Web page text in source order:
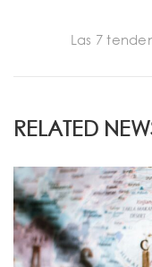
Las 7
RELATED